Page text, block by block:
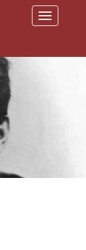
T
o
l